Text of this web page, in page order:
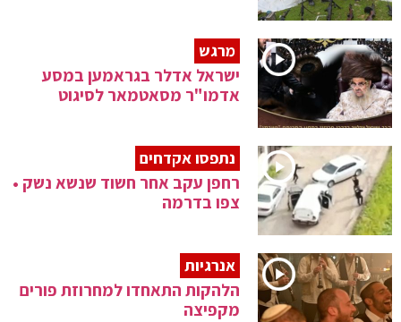
מרגש
ישראל אדלר בגראמען במסע
אדמו"ר מסאטמאר לסיגוט
נתפסו אקדחים
רחפן עקב אחר חשוד שנשא נשק •
צפו בדרמה
אנרגיות
הלהקות התאחדו למחרוזת פורים
מקפיצה